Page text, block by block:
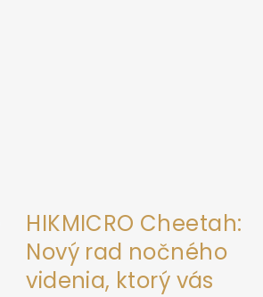
HIKMICRO Cheetah:
Nový rad nočného
videnia, ktorý vás